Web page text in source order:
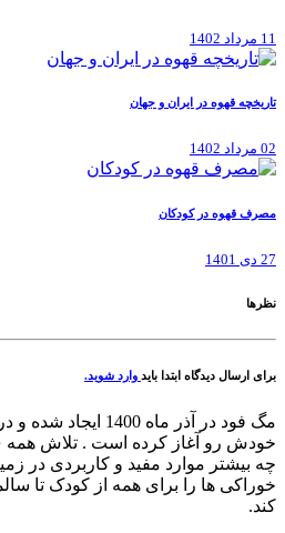
11 مرداد 1402
تاریخچه قهوه در ایران و جهان
02 مرداد 1402
مصرف قهوه در کودکان
27 دی 1401
نظرها
برای ارسال دیدگاه ابتدا باید وارد شوید.
خودش رو آغاز کرده است . تلاش همه
چه بیشتر موارد مفید و کاربردی در
خوراکی ها را برای همه از کودک تا
کند.